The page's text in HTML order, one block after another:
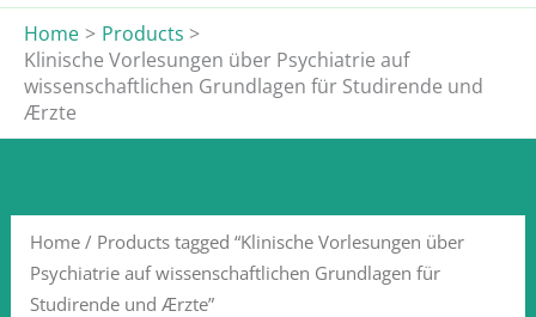
Home
Products
Klinische Vorlesungen über Psychiatrie auf
wissenschaftlichen Grundlagen für Studirende und
Ærzte
Home/ Products tagged “Klinische Vorlesungen über
Psychiatrie auf wissenschaftlichen Grundlagen für
Studirende und Ærzte”